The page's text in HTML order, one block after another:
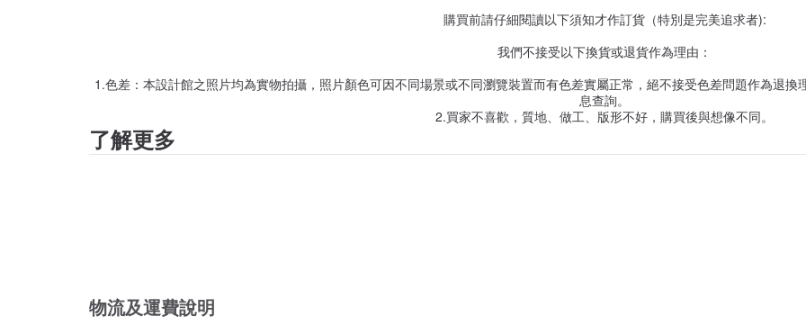
購買前請仔細閱讀以下須知才作訂貨（特別是完美追求者):
我們不接受以下換貨或退貨作為理由：
1.色差：本設計館之照片均為實物拍攝，照片顏色可因不同場景或不同瀏覽裝置而有色差實屬正常，絕不接受色差問題作為退
息查詢。
2.買家不喜歡，質地、做工、版形不好，購買後與想像不同。
了解更多
物流及運費說明